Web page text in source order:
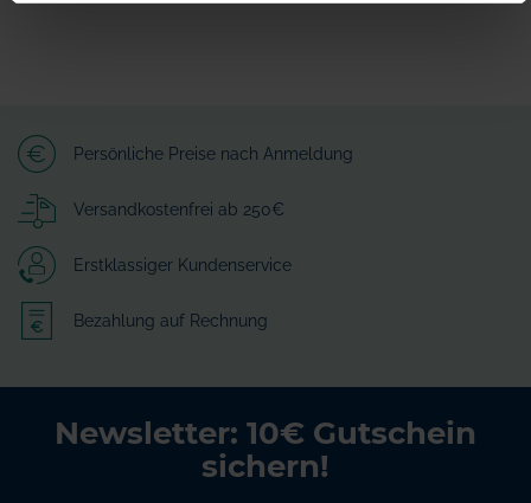
Persönliche Preise nach Anmeldung
Versandkostenfrei ab 250€
Erstklassiger Kundenservice
Bezahlung auf Rechnung
Newsletter: 10€ Gutschein
sichern!